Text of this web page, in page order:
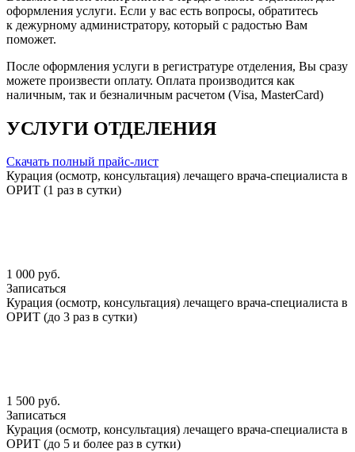
оформления услуги. Если у вас есть вопросы, обратитесь
к дежурному администратору, который с радостью Вам
поможет.
После оформления услуги в регистратуре отделения, Вы сразу
можете произвести оплату. Оплата производится как
наличным, так и безналичным расчетом (Visa, MasterCard)
УСЛУГИ ОТДЕЛЕНИЯ
Скачать полный прайс-лист
Курация (осмотр, консультация) лечащего врача-специалиста в
ОРИТ (1 раз в сутки)
1 000 руб.
Записаться
Курация (осмотр, консультация) лечащего врача-специалиста в
ОРИТ (до 3 раз в сутки)
1 500 руб.
Записаться
Курация (осмотр, консультация) лечащего врача-специалиста в
ОРИТ (до 5 и более раз в сутки)